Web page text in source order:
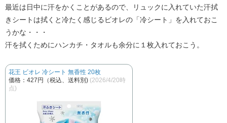
最近は日中に汗をかくことがあるので、リュックに入れていた汗拭
きシートは拭くと冷たく感じるビオレの「冷シート」を入れておこ
うかな・・・
汗を拭くためにハンカチ・タオルも余分に１枚入れておこう。
花王 ビオレ 冷シート 無香性 20枚
価格：427円（税込、送料別) (2026/4/20時
点)